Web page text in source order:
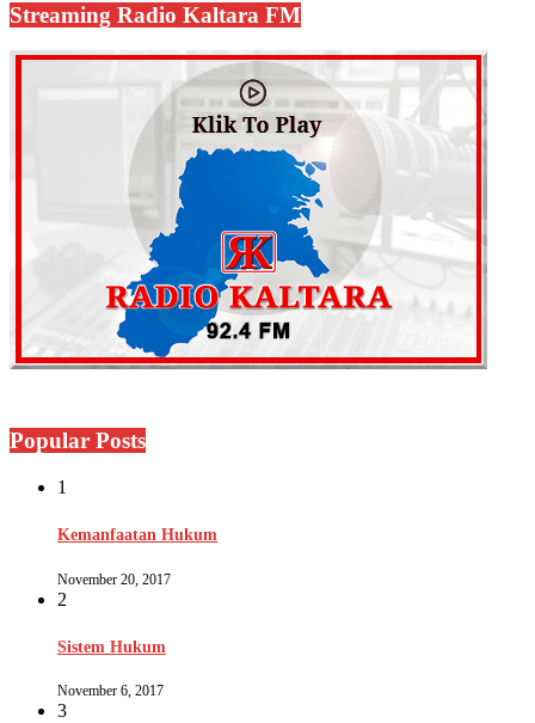
Streaming Radio Kaltara FM
Popular Posts
1
Kemanfaatan Hukum
November 20, 2017
2
Sistem Hukum
November 6, 2017
3